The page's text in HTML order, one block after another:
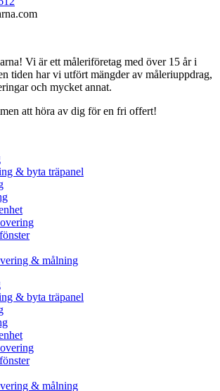
Vi är ett måleriföretag med över 15 år i
tiden har vi utfört mängder av måleriuppdrag,
och mycket annat.
att höra av dig för en fri offert!
& byta träpanel
& målning
& byta träpanel
& målning